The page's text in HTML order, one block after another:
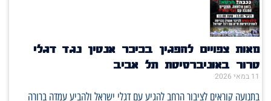
מאות צפויים להפגין בכיכר אנטין נגד דגלי
טרור באוניברסיטת תל אביב
11 במאי 2026
בתנועה קוראים לציבור הרחב להגיע עם דגלי ישראל ולהביע עמדה ברורה